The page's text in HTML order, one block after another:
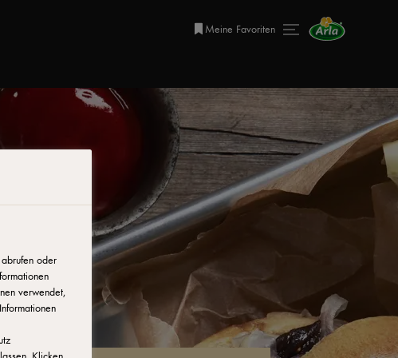
Meine Favoriten
oder
verwendet,